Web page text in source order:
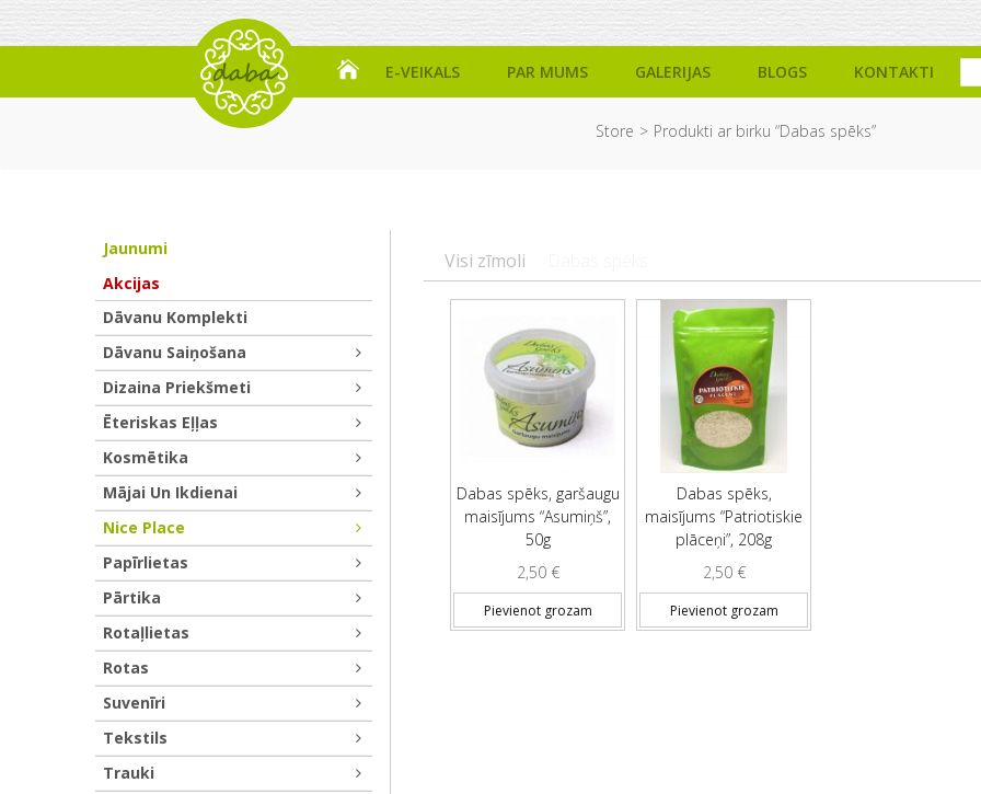
E-VEIKALS PAR MUMS GALERIJAS BLOGS KONTAKTI
Store Produkti ar birku “Dabas spēks”
Visi zīmoli
Dabas spēks, garšaugu
maisījums “Asumiņš”,
50g
2,50 €
Pievienot grozam
Dabas spēks,
maisījums “Patriotiskie
plāceņi”, 208g
2,50 €
Pievienot grozam
Jaunumi
Akcijas
Dāvanu Komplekti
Dāvanu Saiņošana
Dizaina Priekšmeti
Ēteriskas Eļļas
Kosmētika
Mājai Un Ikdienai
Nice Place
Papīrlietas
Pārtika
Rotaļlietas
Rotas
Suvenīri
Tekstils
Trauki